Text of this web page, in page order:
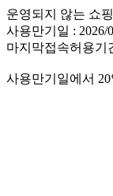
운영되지 않는 쇼
사용만기일 : 2026/
마지막접속허용기
사용만기일에서